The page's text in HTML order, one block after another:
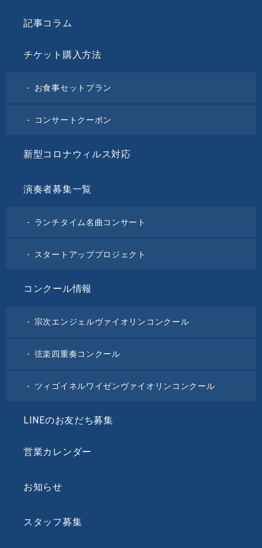
記事コラム
チケット購入方法
お食事セットプラン
コンサートクーポン
新型コロナウィルス対応
演奏者募集一覧
ランチタイム名曲コンサート
スタートアッププロジェクト
コンクール情報
宗次エンジェルヴァイオリンコンクール
弦楽四重奏コンクール
ツィゴイネルワイゼンヴァイオリンコンクール
LINEのお友だち募集
営業カレンダー
お知らせ
スタッフ募集